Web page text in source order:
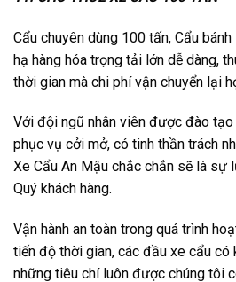
Cẩu chuyên dùng 100 tấn, Cẩu
hạ hàng hóa trọng tải lớn dễ dàng,
thời gian mà chi phí vận chuyển lại
Với đội ngũ nhân viên được đào
phục vụ cởi mở, có tinh thần trách
Xe Cẩu An Mậu chắc chắn sẽ là sự
Quý khách hàng.
Vận hành an toàn trong quá trình
tiến độ thời gian, các đầu xe cẩu có
những tiêu chí luôn được chúng tôi